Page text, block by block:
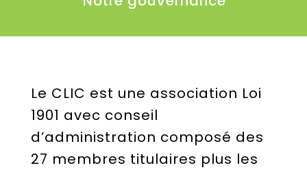
Le CLIC est une association Loi
1901 avec conseil
d’administration composé des
27 membres titulaires plus les